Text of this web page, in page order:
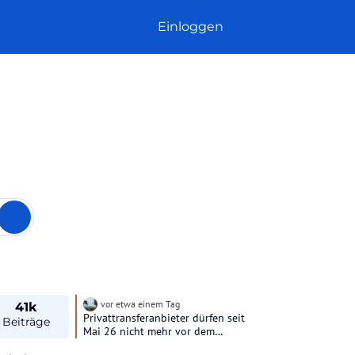
Einloggen
41k
Beiträge
vor etwa einem Tag
Privattransferanbieter dürfen seit
Mai 26 nicht mehr vor dem